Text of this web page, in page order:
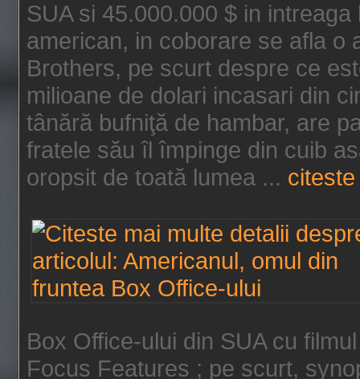
SUA si 45.000.000 $ in
american, in coborare se afla o
Brothers, pe scurt despre ce
milioane de dolari incasari din
tânără bufniţă de hambar, are
fratele său îl împinge din cuib
oropsit de toată lumea ...
Box Office-ului din SUA cu
Focus Features ; pe scurt,